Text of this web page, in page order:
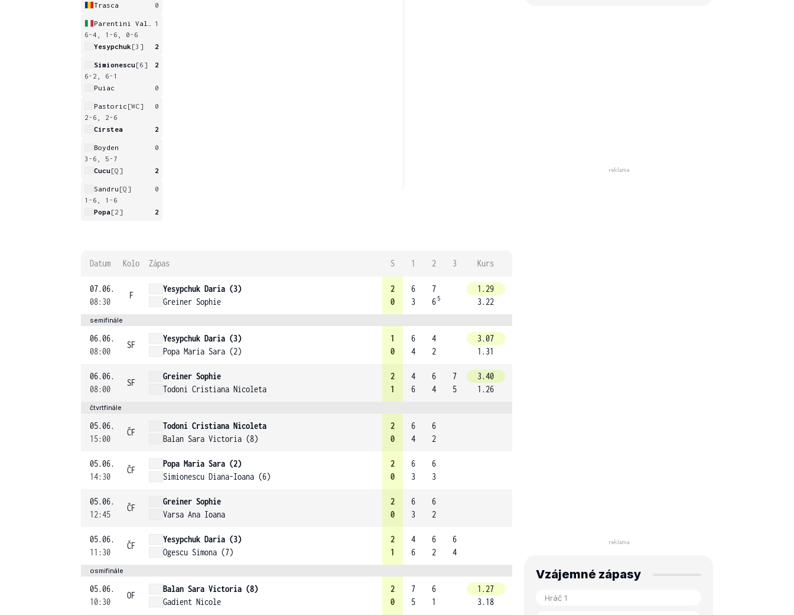
Trasca
0
1
6-4, 1-6, 0-6
Yesypchuk [3] 2
Simionescu[6]
2
6-2, 6-1
Puiac
0
Pastoric [WC]
0
2-6, 2-6
Cirstea
2
Boyden
0
3-6, 5-7
Cucu[Q] 2
Sandru [Q]
0
1-6, 1-6
Popa[2] 2
Datum Kolo Zápas S 1 2 3 Kurs
07.06.
08:30
F
Yesypchuk Daria (3)
Greiner Sophie
2
0
6
3
7
6 5
1.29
3.22
semifinále
06.06.
08:00
SF
Yesypchuk Daria (3)
Popa Maria Sara (2)
1
0
6
4
4
2
3.07
1.31
06.06.
08:00
SF
Greiner Sophie
Todoni Cristiana Nicoleta
2
1
4
6
6
4
7
5
3.40
1.26
čtvrtfinále
05.06.
15:00
ČF
Todoni Cristiana Nicoleta
Balan Sara Victoria (8)
2
0
6
4
6
2
05.06.
14:30
ČF
Popa Maria Sara (2)
Simionescu Diana-Ioana (6)
2
0
6
3
6
3
05.06.
12:45
ČF
Greiner Sophie
Varsa Ana Ioana
2
0
6
3
6
2
05.06.
11:30
ČF
Yesypchuk Daria (3)
Ogescu Simona (7)
2
1
4
6
6
2
6
4
osmifinále
05.06.
10:30
OF
Balan Sara Victoria (8)
Gadient Nicole
2
0
7
5
6
1
1.27
3.18
Vzájemné zápasy